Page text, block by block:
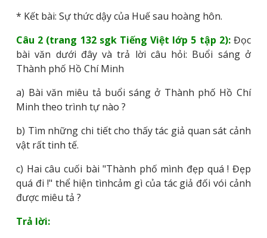
* Kết bài: Sự thức dậy của Huế sau hoàng hôn.
Câu 2 (trang 132 sgk Tiếng Việt lớp 5 tập 2):Đọc
bài văn dưới đây và trả lời câu hỏi: Buổi sáng ở
Thành phố Hồ Chí Minh
a) Bài văn miêu tả buổi sáng ở Thành phố Hồ Chí
Minh theo trình tự nào ?
b) Tìm những chi tiết cho thấy tác giả quan sát cảnh
vật rất tinh tế.
c) Hai câu cuối bài "Thành phố mình đẹp quá ! Đẹp
quá đi !" thể hiện tìnhcảm gì của tác giả đối vói cảnh
được miêu tả ?
Trả lời: